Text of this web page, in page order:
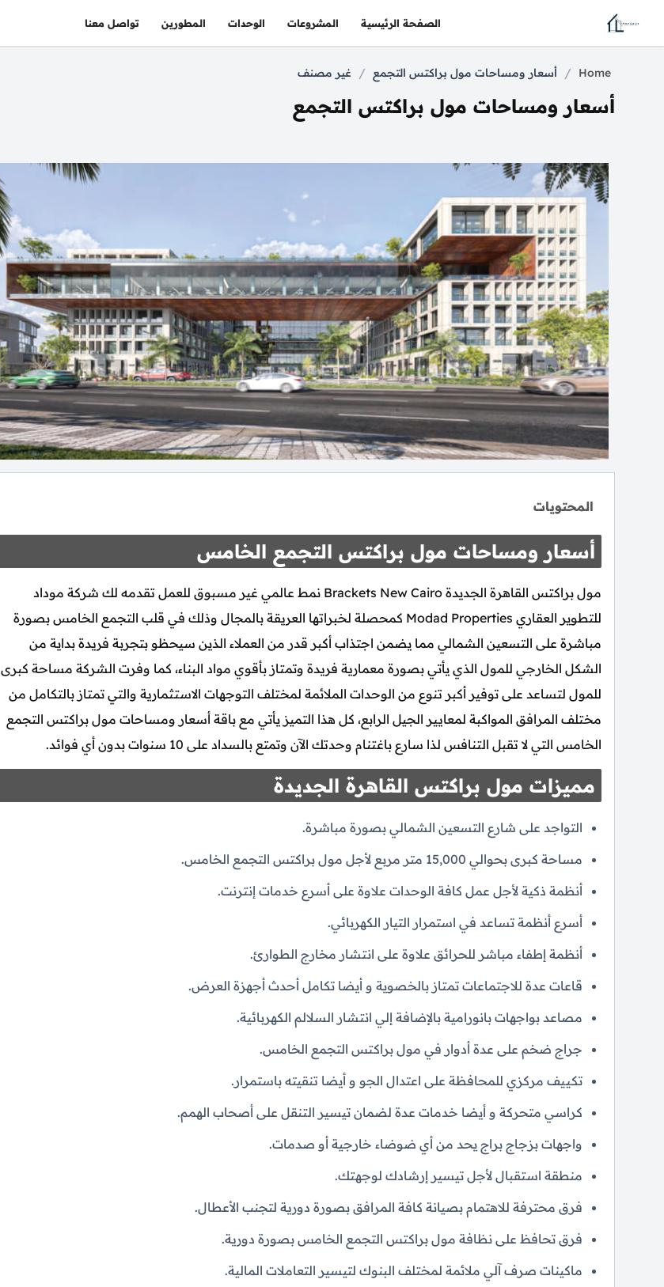
الصفحة الرئيسية المشروعات الوحدات المطورين تواصل معنا
Home
/ أسعار ومساحات مول براكتس التجمع / غير مصنف
أسعار ومساحات مول براكتس التجمع
المحتويات
أسعار ومساحات مول براكتس التجمع الخامس
مول براكتس القاهرة الجديدة Brackets New Cairo نمط عالمي غير مسبوق للعمل تقدمه لك شركة موداد
للتطوير العقاري Modad Properties كمحصلة لخبراتها العريقة بالمجال وذلك في قلب التجمع الخامس بصورة
مباشرة على التسعين الشمالي مما يضمن اجتذاب أكبر قدر من العملاء الذين سيحظو بتجربة فريدة بداية من
الشكل الخارجي للمول الذي يأتي بصورة معمارية فريدة وتمتاز بأقوي مواد البناء، كما وفرت الشركة مساحة كبرى
للمول لتساعد على توفير أكبر تنوع من الوحدات الملائمة لمختلف التوجهات الاستثمارية والتي تمتاز بالتكامل من
مختلف المرافق المواكبة لمعايير الجيل الرابع، كل هذا التميز يأتي مع باقة أسعار ومساحات مول براكتس التجمع
الخامس التي لا تقبل التنافس لذا سارع باغتنام وحدتك الآن وتمتع بالسداد على 10 سنوات بدون أي فوائد.
مميزات مول براكتس القاهرة الجديدة
التواجد على شارع التسعين الشمالي بصورة مباشرة.
مساحة كبرى بحوالي 15,000 متر مربع لأجل مول براكتس التجمع الخامس.
أنظمة ذكية لأجل عمل كافة الوحدات علاوة على أسرع خدمات إنترنت.
أسرع أنظمة تساعد في استمرار التيار الكهربائي.
أنظمة إطفاء مباشر للحرائق علاوة على انتشار مخارج الطوارئ.
قاعات عدة للاجتماعات تمتاز بالخصوية و أيضا تكامل أحدث أجهزة العرض.
مصاعد بواجهات بانورامية بالإضافة إلي انتشار السلالم الكهربائية.
جراج ضخم على عدة أدوار في مول براكتس التجمع الخامس.
تكييف مركزي للمحافظة على اعتدال الجو و أيضا تنقيته باستمرار.
كراسي متحركة و أيضا خدمات عدة لضمان تيسير التنقل على أصحاب الهمم.
واجهات بزجاج براج يحد من أي ضوضاء خارجية أو صدمات.
منطقة استقبال لأجل تيسير إرشادك لوجهتك.
فرق محترفة للاهتمام بصيانة كافة المرافق بصورة دورية لتجنب الأعطال.
فرق تحافظ على نظافة مول براكتس التجمع الخامس بصورة دورية.
ماكينات صرف آلي ملائمة لمختلف البنوك لتيسير التعاملات المالية.